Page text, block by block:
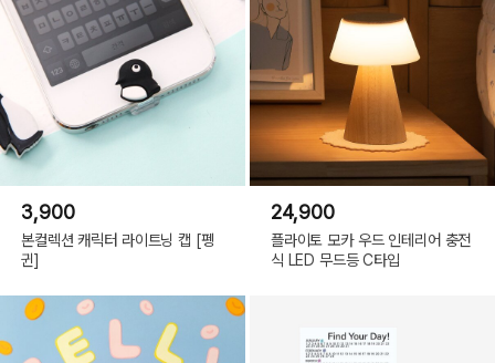
3,900
본컬렉션 캐릭터 라이트닝 캡 [펭
귄]
24,900
플라이토 모카 우드 인테리어 충전
식 LED 무드등 C타입